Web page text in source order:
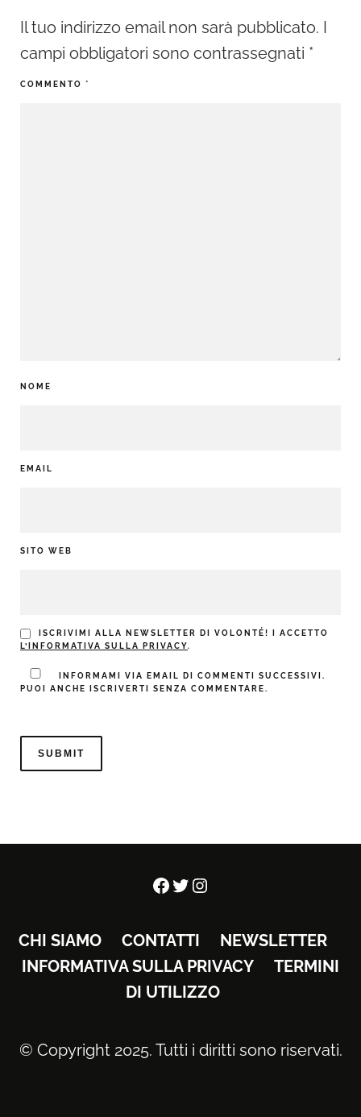
Il tuo indirizzo email non sarà pubblicato. I
campi obbligatori sono contrassegnati *
COMMENTO *
NOME
EMAIL
SITO WEB
ISCRIVIMI ALLA NEWSLETTER DI VOLONTÉ! I ACCETTO
L’INFORMATIVA SULLA PRIVACY.
INFORMAMI VIA EMAIL DI COMMENTI SUCCESSIVI.
PUOI ANCHE ISCRIVERTI SENZA COMMENTARE.
Facebook
Twitter
Instagram
CHI SIAMO CONTATTI
NEWSLETTER
INFORMATIVA SULLA PRIVACY
TERMINI
DI UTILIZZO
© Copyright 2025. Tutti i diritti sono riservati.